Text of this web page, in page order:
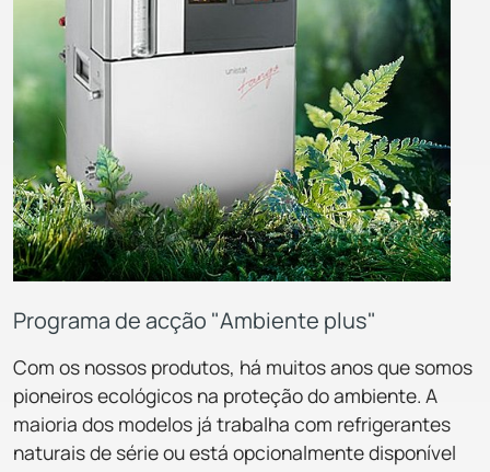
Programa de acção "Ambiente plus"
Com os nossos produtos, há muitos anos que somos
pioneiros ecológicos na proteção do ambiente. A
maioria dos modelos já trabalha com refrigerantes
naturais de série ou está opcionalmente disponível